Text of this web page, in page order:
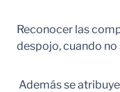
Reconocer las
despojo, cuando
Además se